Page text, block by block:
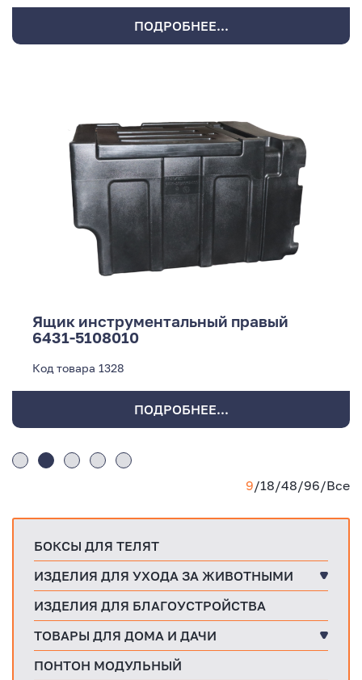
ПОДРОБНЕЕ...
Ящик инструментальный правый
6431-5108010
Код товара 1328
ПОДРОБНЕЕ...
9/18/48/96/Все
БОКСЫ ДЛЯ ТЕЛЯТ
ИЗДЕЛИЯ ДЛЯ УХОДА ЗА ЖИВОТНЫМИ
ИЗДЕЛИЯ ДЛЯ БЛАГОУСТРОЙСТВА
ТОВАРЫ ДЛЯ ДОМА И ДАЧИ
ПОНТОН МОДУЛЬНЫЙ